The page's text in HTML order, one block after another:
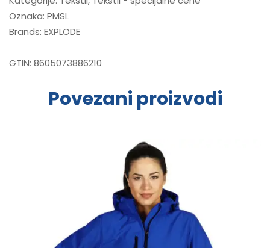
Oznaka: PMSL
Brands: EXPLODE
GTIN: 8605073886210
Povezani proizvodi